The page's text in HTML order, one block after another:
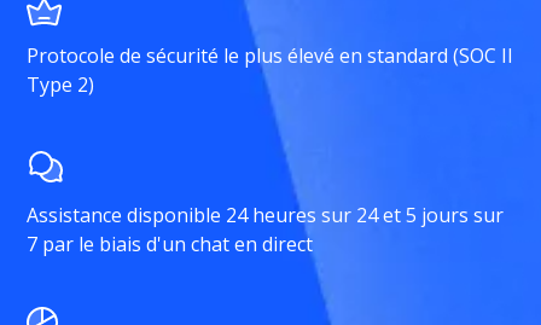
Protocole de sécurité le plus élevé en standard (SOC II
Type 2)
Assistance disponible 24 heures sur 24 et 5 jours sur
7 par le biais d'un chat en direct